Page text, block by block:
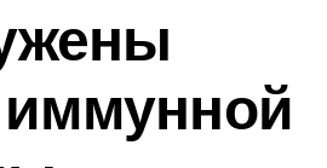
иммунной